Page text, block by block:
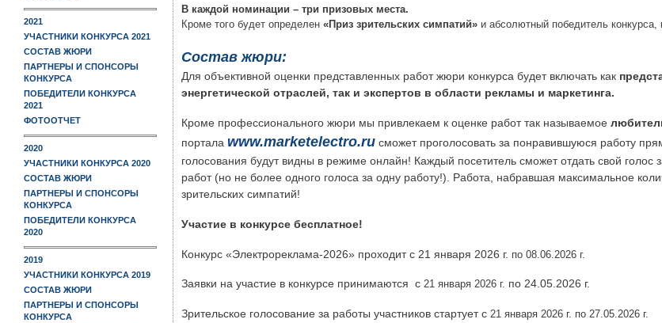
2021
УЧАСТНИКИ КОНКУРСА 2021
СОСТАВ ЖЮРИ
ПАРТНЕРЫ И СПОНСОРЫ
КОНКУРСА
ПОБЕДИТЕЛИ КОНКУРСА
2021
ФОТООТЧЕТ
2020
УЧАСТНИКИ КОНКУРСА 2020
СОСТАВ ЖЮРИ
ПАРТНЕРЫ И СПОНСОРЫ
КОНКУРСА
ПОБЕДИТЕЛИ КОНКУРСА
2020
2019
УЧАСТНИКИ КОНКУРСА 2019
СОСТАВ ЖЮРИ
ПАРТНЕРЫ И СПОНСОРЫ
КОНКУРСА
В каждой номинации – три призовых места.
Кроме того будет определен «Приз зрительских симпатий» и абсолютный победитель конкурса,
Состав жюри:
Для объективной оценки представленных работ жюри конкурса будет включать как
энергетической отраслей, так и экспертов в области рекламы и маркетинга.
Кроме профессионального жюри мы привлекаем к оценке работ так называемое
портала www.marketelectro.ru сможет проголосовать за понравившуюся работу
голосования будут видны в режиме онлайн! Каждый посетитель сможет отдать свой голос
работ (но не более одного голоса за одну работу!). Работа, набравшая максимальное
зрительских симпатий!
Участие в конкурсе бесплатное!
Конкурс «Электрореклама-2026» проходит с 21 января 2026 г. по 08.06.2026 г.
Заявки на участие в конкурсе принимаются с 21 января 2026 г. по 24.05.2026 г.
Зрительское голосование за работы участников стартует с 21 января 2026 г. по 27.05.2026 г.